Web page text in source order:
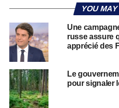
YOU
Une
russe assure
apprécié des
Le
pour signaler